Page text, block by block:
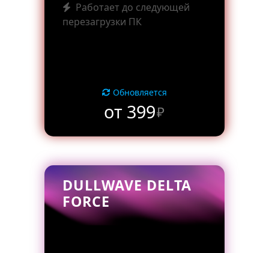
Работает до следующей
перезагрузки ПК
Обновляется
от 399₽
DULLWAVE DELTA
FORCE